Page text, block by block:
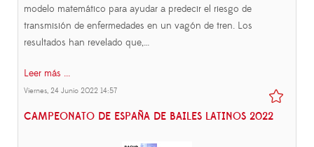
modelo matemático para ayudar a predecir el riesgo de
transmisión de enfermedades en un vagón de tren. Los
resultados han revelado que,…
Leer más ...
Viernes, 24 Junio 2022 14:57
CAMPEONATO DE ESPAÑA DE BAILES LATINOS 2022